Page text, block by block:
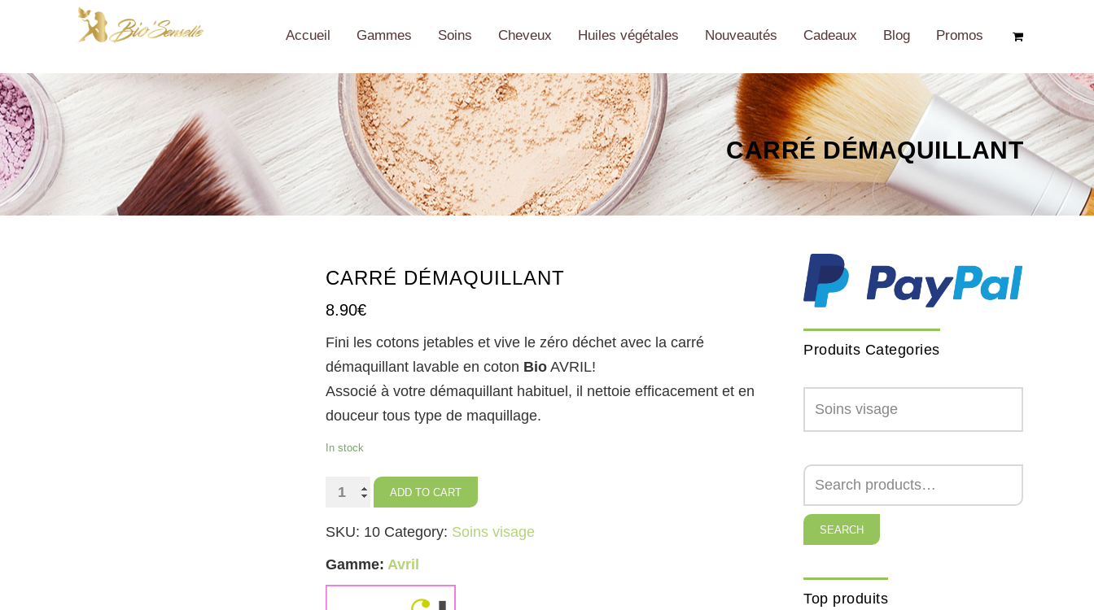
Accueil Gammes Soins Cheveux Huiles végétales Nouveautés Cadeaux Blog Promos
CARRÉ DÉMAQUILLANT
CARRÉ DÉMAQUILLANT
8.90€
Fini les cotons jetables et vive le zéro déchet avec la carré
démaquillant lavable en coton Bio AVRIL!
Associé à votre démaquillant habituel, il nettoie efficacement et en
douceur tous type de maquillage.
In stock
Carré
démaquillant
quantity
ADD TO CART
SKU: 10 Category: Soins visage
Gamme:Avril
Produits Categories
SEARCH
Top produits